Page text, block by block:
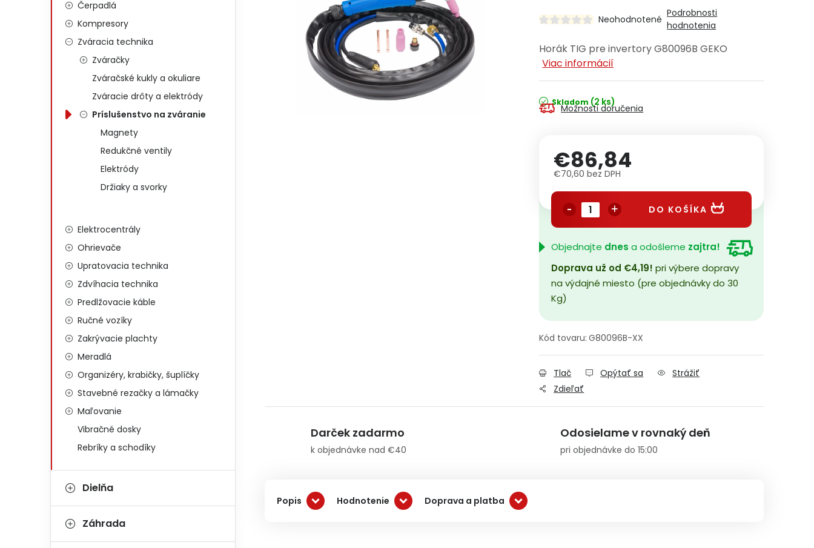
Čerpadlá
Kompresory
Zváracia technika
Zváračky
Zváračské kukly a okuliare
Zváracie drôty a elektródy
Príslušenstvo na zváranie
Magnety
Redukčné ventily
Elektródy
Držiaky a svorky
Elektrocentrály
Ohrievače
Upratovacia technika
Zdvíhacia technika
Predlžovacie káble
Ručné vozíky
Zakrývacie plachty
Meradlá
Organizéry, krabičky, šuplíčky
Stavebné rezačky a lámačky
Maľovanie
Vibračné dosky
Rebríky a schodíky
Dielňa
Záhrada
Neohodnotené
Podrobnosti
hodnotenia
Horák TIG pre invertory G80096B GEKO
Viac informácií
Skladom (2 ks)
Možnosti doručenia
€86,84
€70,60 bez DPH
DO KOŠÍKA
Objednajte dnes a odošleme zajtra!
Doprava už od €4,19! pri výbere dopravy
na výdajné miesto (pre objednávky do 30
Kg)
Kód tovaru: G80096B-XX
Tlač Opýtať sa
Strážiť
Zdieľať
Darček zadarmo
k objednávke nad €40
Odosielame v rovnaký deň
pri objednávke do 15:00
Popis Hodnotenie Doprava a platba